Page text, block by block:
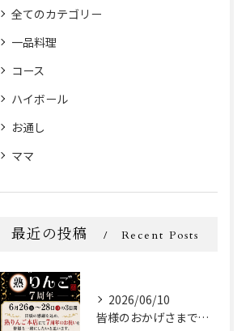
全てのカテゴリー
一品料理
コース
ハイボール
お通し
ママ
最近の投稿 Recent Posts
2026/06/10
皆様のおかげさまで、スナック熟りんご(本店)は、2026年6...